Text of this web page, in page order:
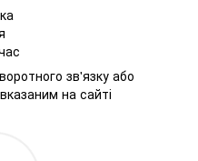
зв'язку або
на сайті